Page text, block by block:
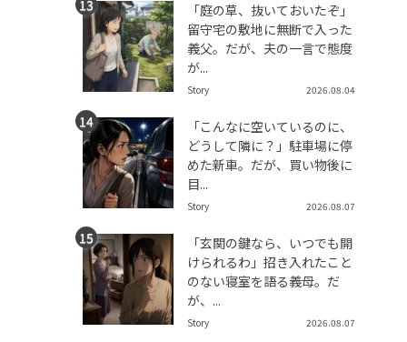
「庭の草、抜いておいたぞ」
留守宅の敷地に無断で入った
義父。だが、夫の一言で態度
が...
Story 2026.08.04
「こんなに空いているのに、
どうして隣に？」駐車場に停
めた新車。だが、買い物後に
目...
Story 2026.08.07
「玄関の鍵なら、いつでも開
けられるわ」招き入れたこと
のない寝室を語る義母。だ
が、...
Story 2026.08.07